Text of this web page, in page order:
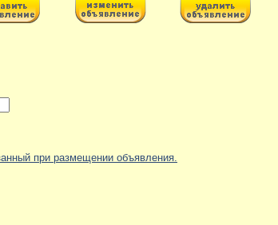
при размещении объявления.